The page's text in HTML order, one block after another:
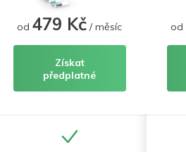
od479 Kč / měsíc
Získat
předplatné
od